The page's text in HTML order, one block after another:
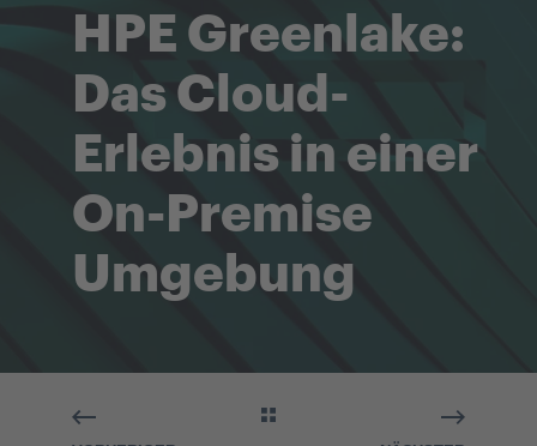
HPE Greenlake:
Das Cloud-
Erlebnis in einer
On-Premise
Umgebung